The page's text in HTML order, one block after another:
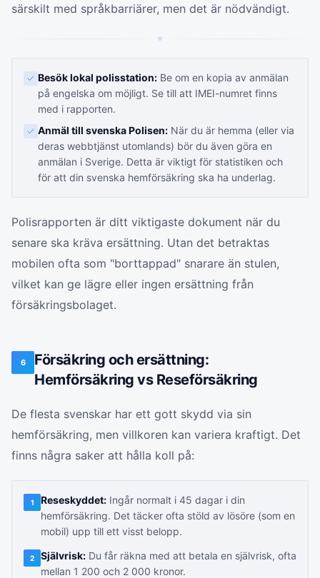
särskilt med språkbarriärer, men det är nödvändigt.
Besök lokal polisstation: Be om en kopia av anmälan
på engelska om möjligt. Se till att IMEI-numret finns
med i rapporten.
Anmäl till svenska Polisen: När du är hemma (eller via
deras webbtjänst utomlands) bör du även göra en
anmälan i Sverige. Detta är viktigt för statistiken och
för att din svenska hemförsäkring ska ha underlag.
Polisrapporten är ditt viktigaste dokument när du
senare ska kräva ersättning. Utan det betraktas
mobilen ofta som "borttappad" snarare än stulen,
vilket kan ge lägre eller ingen ersättning från
försäkringsbolaget.
6
Försäkring och ersättning:
Hemförsäkring vs Reseförsäkring
De flesta svenskar har ett gott skydd via sin
hemförsäkring, men villkoren kan variera kraftigt. Det
finns några saker att hålla koll på:
1 Reseskyddet: Ingår normalt i 45 dagar i din
hemförsäkring. Det täcker ofta stöld av lösöre (som en
mobil) upp till ett visst belopp.
2 Självrisk: Du får räkna med att betala en självrisk, ofta
mellan 1 200 och 2 000 kronor.